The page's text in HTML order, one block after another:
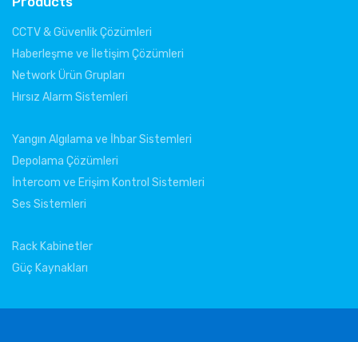
CCTV & Güvenlik Çözümleri
Haberleşme ve İletişim Çözümleri
Network Ürün Grupları
Hırsız Alarm Sistemleri
Yangın Algılama ve İhbar Sistemleri
Depolama Çözümleri
İntercom ve Erişim Kontrol Sistemleri
Ses Sistemleri
Rack Kabinetler
Güç Kaynakları